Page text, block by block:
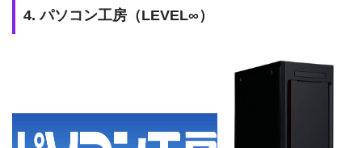
4. パソコン工房（LEVEL∞）